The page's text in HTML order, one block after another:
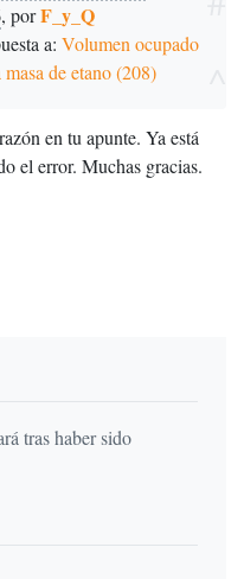
, porF_y_Q
a: Volumen ocupado
de etano (208)
en tu apunte. Ya está
el error. Muchas gracias.
tras haber sido